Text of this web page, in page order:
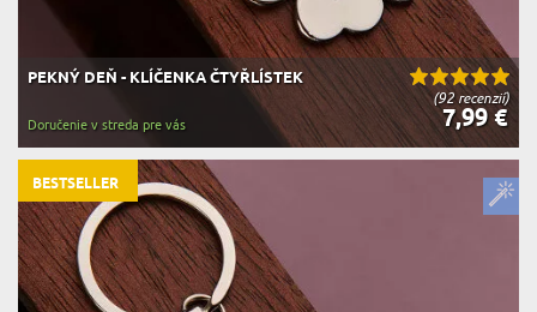
(92 recenzií)
PEKNÝ DEŇ - KLÍČENKA ČTYŘLÍSTEK
7,99 €
Doručenie v streda pre vás
BESTSELLER